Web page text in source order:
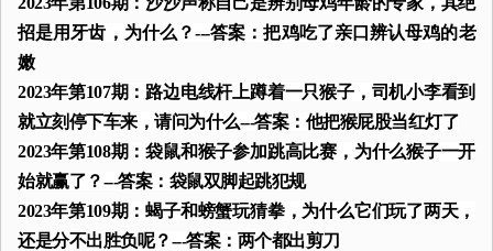
招是用牙齿，为什么？---答案：把鸡吃了亲口辨认母鸡的老
嫩
2023年第107期：路边电线杆上蹲着一只猴子，司机小李看到
就立刻停下车来，请问为什么---答案：他把猴屁股当红灯了
2023年第108期：袋鼠和猴子参加跳高比赛，为什么猴子一开
始就赢了？---答案：袋鼠双脚起跳犯规
2023年第109期：蝎子和螃蟹玩猜拳，为什么它们玩了两天，
还是分不出胜负呢？---答案：两个都出剪刀